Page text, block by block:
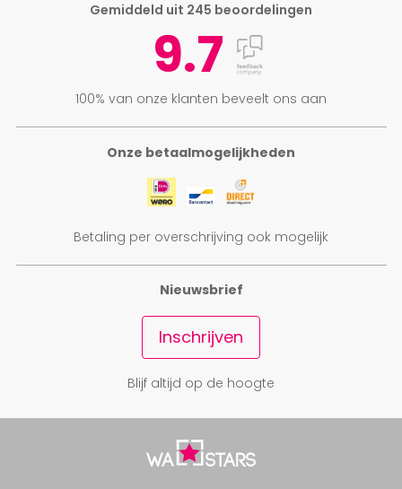
Onze betaalmogelijkheden
Betaling per overschrijving ook mogelijk
Gemiddeld uit 245 beoordelingen
9.7
100% van onze klanten beveelt ons aan
Nieuwsbrief
Inschrijven
Blijf altijd op de hoogte